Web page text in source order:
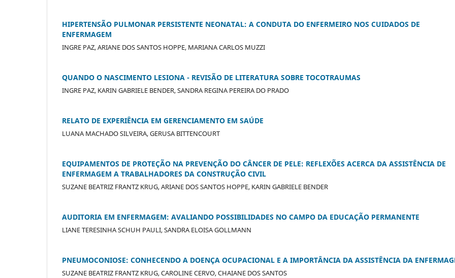
HIPERTENSÃO PULMONAR PERSISTENTE NEONATAL: A CONDUTA DO ENFERMEIRO NOS CUIDADOS DE
ENFERMAGEM
INGRE PAZ, ARIANE DOS SANTOS HOPPE, MARIANA CARLOS MUZZI
QUANDO O NASCIMENTO LESIONA - REVISÃO DE LITERATURA SOBRE TOCOTRAUMAS
INGRE PAZ, KARIN GABRIELE BENDER, SANDRA REGINA PEREIRA DO PRADO
RELATO DE EXPERIÊNCIA EM GERENCIAMENTO EM SAÚDE
LUANA MACHADO SILVEIRA, GERUSA BITTENCOURT
EQUIPAMENTOS DE PROTEÇÃO NA PREVENÇÃO DO CÂNCER DE PELE: REFLEXÕES ACERCA DA ASSISTÊNCIA DE
ENFERMAGEM A TRABALHADORES DA CONSTRUÇÃO CIVIL
SUZANE BEATRIZ FRANTZ KRUG, ARIANE DOS SANTOS HOPPE, KARIN GABRIELE BENDER
AUDITORIA EM ENFERMAGEM: AVALIANDO POSSIBILIDADES NO CAMPO DA EDUCAÇÃO PERMANENTE
LIANE TERESINHA SCHUH PAULI, SANDRA ELOISA GOLLMANN
PNEUMOCONIOSE: CONHECENDO A DOENÇA OCUPACIONAL E A IMPORTÂNCIA DA ASSISTÊNCIA DA
SUZANE BEATRIZ FRANTZ KRUG, CAROLINE CERVO, CHAIANE DOS SANTOS